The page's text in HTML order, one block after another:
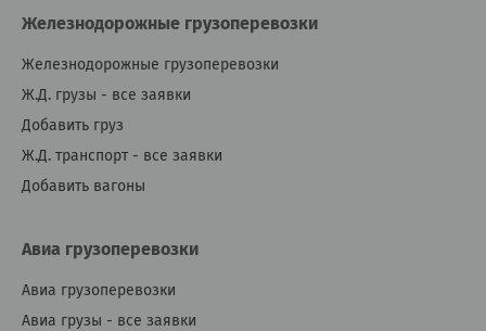
Железнодорожные грузоперевозки
Железнодорожные грузоперевозки
Ж.Д. грузы - все заявки
Добавить груз
Ж.Д. транспорт - все заявки
Добавить вагоны
Авиа грузоперевозки
Авиа грузоперевозки
Авиа грузы - все заявки